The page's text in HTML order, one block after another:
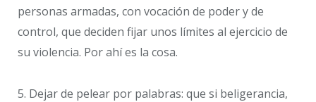
personas armadas, con vocación de poder y de
control, que deciden fijar unos límites al ejercicio de
su violencia. Por ahí es la cosa.
5. Dejar de pelear por palabras: que si beligerancia,